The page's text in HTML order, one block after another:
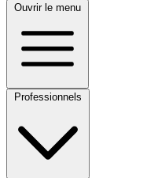
Ouvrir le menu
Professionnels